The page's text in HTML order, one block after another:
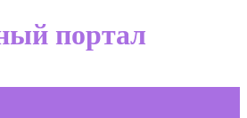
портал